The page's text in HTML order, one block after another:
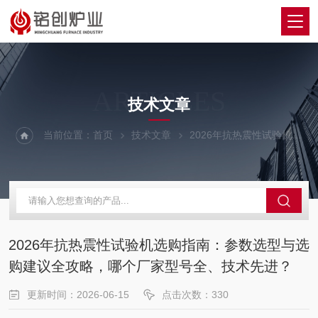
ARTICLES
技术文章
当前位置：首页 技术文章 2026年抗热震性试验机选购指南：参数选型与选购建议全攻略，哪个厂家型号全、技术先进？
2026年抗热震性试验机选购指南：参数选型与选
购建议全攻略，哪个厂家型号全、技术先进？
更新时间：2026-06-15 点击次数：330